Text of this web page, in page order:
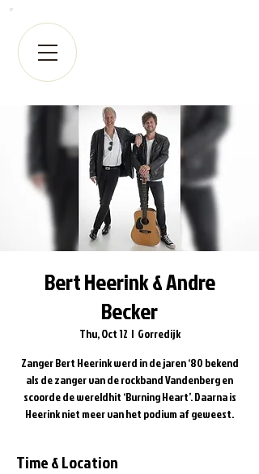
Bert Heerink & Andre
Becker
Thu, Oct 12
  |
Gorredijk
Zanger Bert Heerink werd in de jaren ‘80 bekend
als de zanger van de rockband Vandenberg en
scoorde de wereldhit ‘Burning Heart’. Daarna is
Heerink niet meer van het podium af geweest.
Time & Location